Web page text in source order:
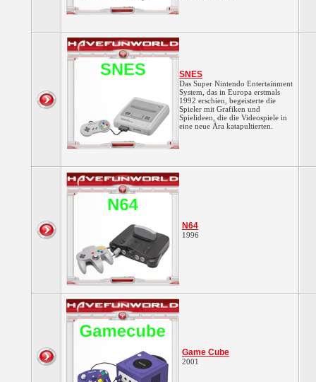
SNES
Das Super Nintendo Entertainment
System, das in Europa erstmals
1992 erschien, begeisterte die
Spieler mit Grafiken und
Spielideen, die die Videospiele in
eine neue Ära katapultierten.
N64
1996
Game Cube
2001